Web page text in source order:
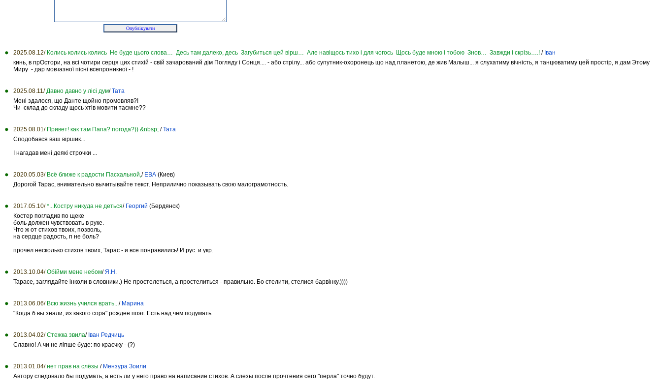
2025.08.12/ Колись колись колись Не буде цього слова… Десь там далеко, десь Загубиться цей вірш… Але навіщось тихо і для чогось Щось буде мною і тобою Знов… Завжди і скрізь….! / Іван
кинь, в прОстори, на всі чотири серця цих стихій - свій зачарований дім Погляду і Сонця.... - або стрілу... або супутник-охоронець що над планетою, де жив Малыш... я слухатиму вічність, я танцюватиму цей простір, я дам Этому
Миру - дар мовчазної пісні всепроникної - !
2025.08.11/ Давно давно у лісі дум/Тата
Мені здалося, що Данте щойно промовляв?!
Чи склад до складу щось хтів мовити таємне??
2025.08.01/ Привет! как там Папа? погода?)) &nbsp; /Тата
Сподобався ваш віршик...
І нагадав мені деякі строчки ...
2020.05.03/ Всё ближе к радости Пасхальной,/ ЕВА (Киев)
Дорогой Тарас, внимательно вычитывайте текст. Неприлично показывать свою малограмотность.
2017.05.10/ *...Костру никуда не деться/ Георгий (Бердянск)
Костер погладив по щеке
боль должен чувствовать в руке.
Что ж от стихов твоих, позволь,
на сердце радость, п не боль?
прочел несколько стихов твоих, Тарас - и все понравились! И рус. и укр.
2013.10.04/ Обійми мене небом/Я.Н.
Тарасе, заглядайте інколи в словники.) Не простелеться, а простелиться - правильно. Бо стелити, стелися барвінку.))))
2013.06.06/ Всю жизнь учился врать.../ Марина
"Когда б вы знали, из какого сора" рожден поэт. Есть над чем подумать
2013.04.02/ Стежка звила/ Іван Редчиць
Славно! А чи не ліпше буде: по краєчку - (?)
2013.01.04/ нет прав на слёзы / Мензура Зоили
Автору следовало бы подумать, а есть ли у него право на написание стихов. А слезы после прочтения сего "перла" точно будут.